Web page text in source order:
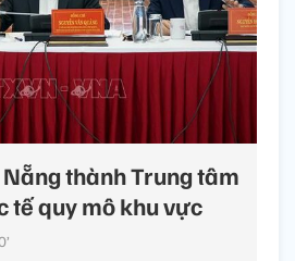
thành Trung tâm
tế quy mô khu vực